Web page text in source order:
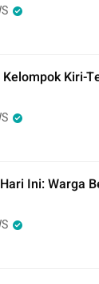
Kiri-
Ini: Warga